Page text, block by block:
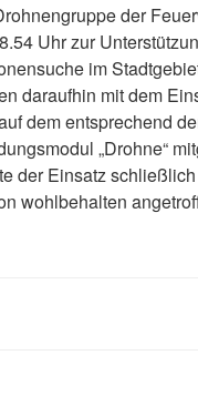
der
Uhr zur
im
daraufhin mit dem
dem entsprechend
„Drohne“
der Einsatz
wohlbehalten